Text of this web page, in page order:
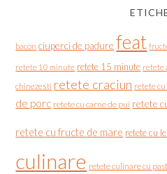
bacon ciuperci de padure feat
retete 10 minute retete 15 minute retete
chinezesti retete craciun retete
de porc retete cu carne de pui retete
retete cu fructe de mare retete cu
culinare retete culinare cu